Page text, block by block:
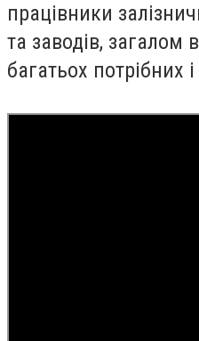
працівники
та заводів, загалом
багатьох потрібних